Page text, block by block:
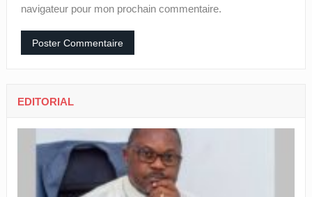
navigateur pour mon prochain commentaire.
EDITORIAL